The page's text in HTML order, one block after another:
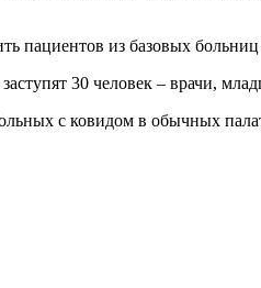
пациентов из базовых
30 человек – врачи,
с ковидом в обычных